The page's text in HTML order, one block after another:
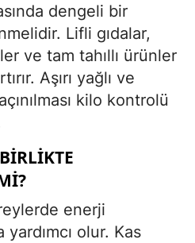
dengeli bir
Lifli gıdalar,
ve tam tahıllı ürünler
Aşırı yağlı ve
kilo kontrolü
enerji
olur. Kas